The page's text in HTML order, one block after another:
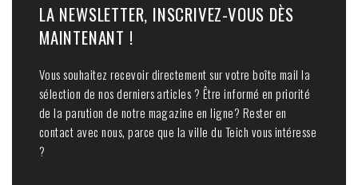
LA NEWSLETTER, INSCRIVEZ-VOUS DÈS
MAINTENANT !
Vous souhaitez recevoir directement sur votre boîte mail la
sélection de nos derniers articles ? Être informé en priorité
de la parution de notre magazine en ligne? Rester en
contact avec nous, parce que la ville du Teich vous intéresse
?